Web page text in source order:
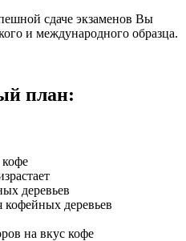
сдаче экзаменов Вы
и международного образца.
план:
деревьев
деревьев
на вкус кофе